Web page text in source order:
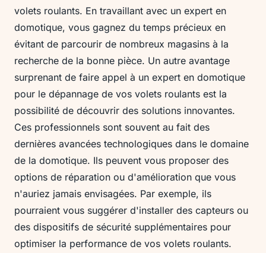
volets roulants. En travaillant avec un expert en
domotique, vous gagnez du temps précieux en
évitant de parcourir de nombreux magasins à la
recherche de la bonne pièce. Un autre avantage
surprenant de faire appel à un expert en domotique
pour le dépannage de vos volets roulants est la
possibilité de découvrir des solutions innovantes.
Ces professionnels sont souvent au fait des
dernières avancées technologiques dans le domaine
de la domotique. Ils peuvent vous proposer des
options de réparation ou d'amélioration que vous
n'auriez jamais envisagées. Par exemple, ils
pourraient vous suggérer d'installer des capteurs ou
des dispositifs de sécurité supplémentaires pour
optimiser la performance de vos volets roulants.